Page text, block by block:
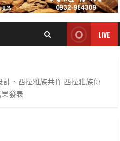
LIVE
、西拉雅族共作 西拉雅族傳
發表